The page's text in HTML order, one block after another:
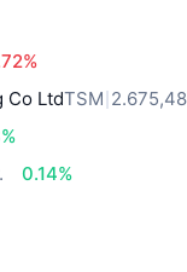
Co LtdTSM
0.14%